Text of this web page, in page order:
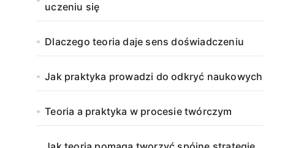
uczeniu się
Dlaczego teoria daje sens doświadczeniu
Jak praktyka prowadzi do odkryć naukowych
Teoria a praktyka w procesie twórczym